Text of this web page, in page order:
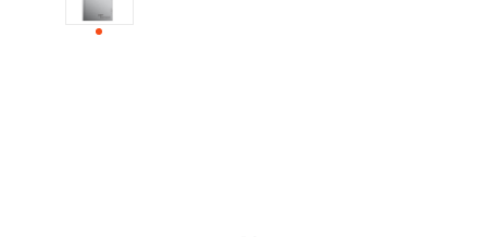
ДЕРЕВЯННЫЕ